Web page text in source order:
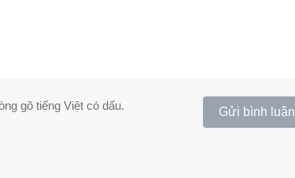
gõ tiếng Việt có dấu. Gửi bình luận